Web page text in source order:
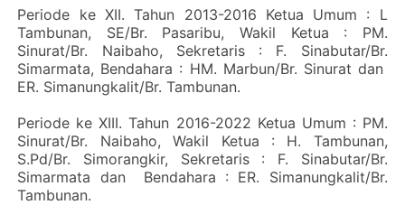
Periode ke XII. Tahun 2013-2016 Ketua Umum : L
Tambunan, SE/Br. Pasaribu, Wakil Ketua : PM.
Sinurat/Br. Naibaho, Sekretaris : F. Sinabutar/Br.
Simarmata, Bendahara : HM. Marbun/Br. Sinurat dan
ER. Simanungkalit/Br. Tambunan.
Periode ke XIII. Tahun 2016-2022 Ketua Umum : PM.
Sinurat/Br. Naibaho, Wakil Ketua : H. Tambunan,
S.Pd/Br. Simorangkir, Sekretaris : F. Sinabutar/Br.
Simarmata dan Bendahara : ER. Simanungkalit/Br.
Tambunan.